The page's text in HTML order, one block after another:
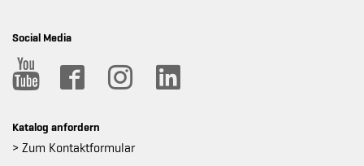
Social Media
Katalog anfordern
> Zum Kontaktformular